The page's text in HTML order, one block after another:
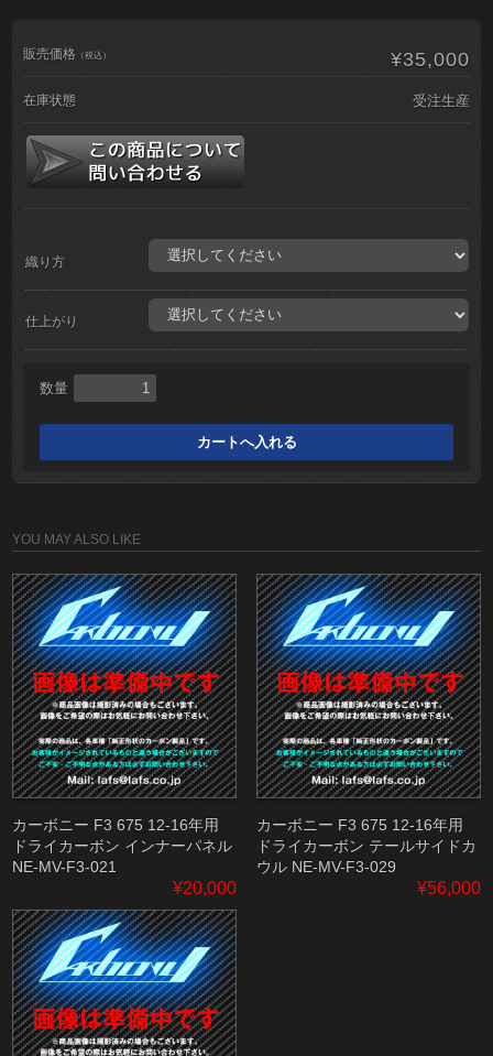
販売価格 （税込） ¥35,000
在庫状態 受注生産
織り方
仕上がり
数量
YOU MAY ALSO LIKE
カーボニー F3 675 12-16年用
ドライカーボン インナーパネル
NE-MV-F3-021
¥20,000
カーボニー F3 675 12-16年用
ドライカーボン テールサイドカ
ウル NE-MV-F3-029
¥56,000